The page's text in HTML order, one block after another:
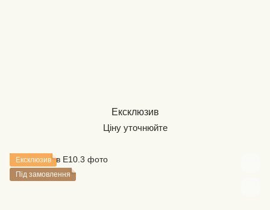
Ексклюзив
Ціну уточнюйте
Ексклюзив
Під замовлення